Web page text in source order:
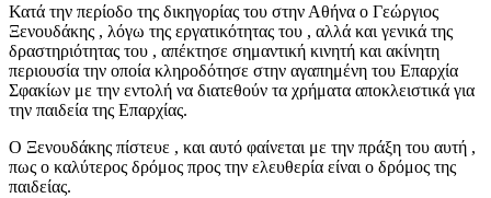
Κατά την περίοδο της δικηγορίας του στην Αθήνα ο Γεώργιος
Ξενουδάκης , λόγω της εργατικότητας του , αλλά και γενικά της
δραστηριότητας του , απέκτησε σημαντική κινητή και ακίνητη
περιουσία την οποία κληροδότησε στην αγαπημένη του Επαρχία
Σφακίων με την εντολή να διατεθούν τα χρήματα αποκλειστικά για
την παιδεία της Επαρχίας.
Ο Ξενουδάκης πίστευε , και αυτό φαίνεται με την πράξη του αυτή ,
πως ο καλύτερος δρόμος προς την ελευθερία είναι ο δρόμος της
παιδείας.